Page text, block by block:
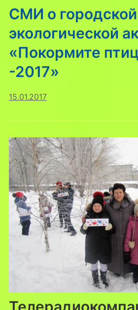
СМИ о городской
экологической
«Покормите
-2017»
15.01.2017